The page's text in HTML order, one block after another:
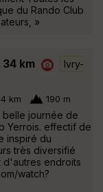
du Rando Club
»
km
Ivry-
km 190 m
journée de
Yerrois. effectif de
inspiré du
très diversifié
d'autres endroits
watch?